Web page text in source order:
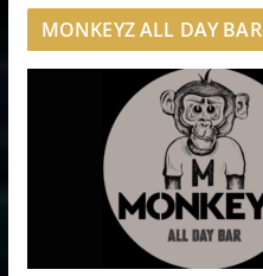
MONKEYZ ALL DAY BAR